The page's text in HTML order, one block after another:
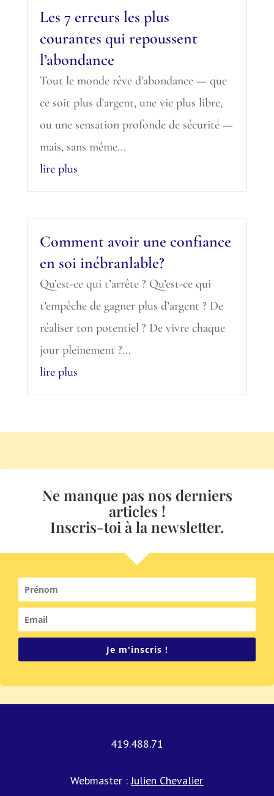
Les 7 erreurs les plus
courantes qui repoussent
l’abondance
Tout le monde rêve d'abondance — que
ce soit plus d'argent, une vie plus libre,
ou une sensation profonde de sécurité —
mais, sans même...
lire plus
Comment avoir une confiance
en soi inébranlable?
Qu’est-ce qui t’arrête ? Qu’est-ce qui
t’empêche de gagner plus d’argent ? De
réaliser ton potentiel ? De vivre chaque
jour pleinement ?...
lire plus
Ne manque pas nos derniers
articles !
Inscris-toi à la newsletter.
Je m'inscris !
419.488.71
Webmaster :Julien Chevalier